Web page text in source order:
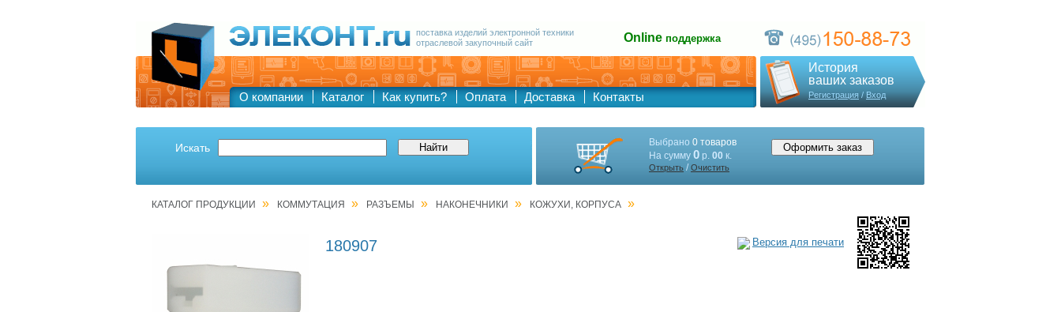
поставка изделий электронной техники
отраслевой закупочный сайт
Online поддержка
О компании Каталог Как купить? Оплата Доставка Контакты
История
ваших заказов
Регистрация/Вход
Искать Выбрано 0 товаров
На сумму 0 р. 00 к.
Открыть /Очистить
КАТАЛОГ ПРОДУКЦИИ » КОММУТАЦИЯ » РАЗЪЕМЫ » НАКОНЕЧНИКИ » КОЖУХИ, КОРПУСА »
180907 Версия для печати